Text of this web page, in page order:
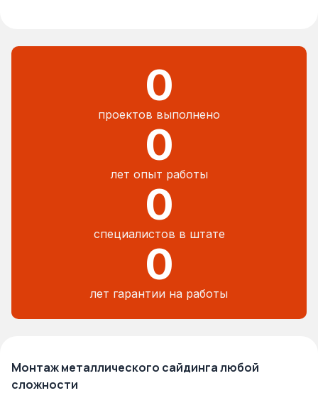
0
проектов выполнено
0
лет опыт работы
0
специалистов в штате
0
лет гарантии на работы
Монтаж металлического сайдинга любой
сложности